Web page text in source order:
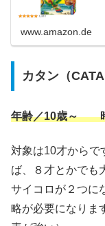
www.amazon.de
カタン（
年齢／10歳～
対象は10才からで
ば、８才とかでも
サイコロが２つに
略が必要になりま